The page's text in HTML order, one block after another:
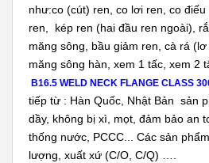
như:co (cút) ren, co lơi ren, co
ren, kép ren (hai đầu ren ngoài),
măng sông, bầu giảm ren, cà rá
măng sông hàn, xem 1 tấc, xem 2
B16.5 WELD NECK FLANGE CLASS
tiếp từ : Hàn Quốc, Nhật Bản sản
dầy, không bị xì, mọt, đảm bảo an
thống nước, PCCC... Các sản
lượng, xuất xứ (C/O, C/Q) ….